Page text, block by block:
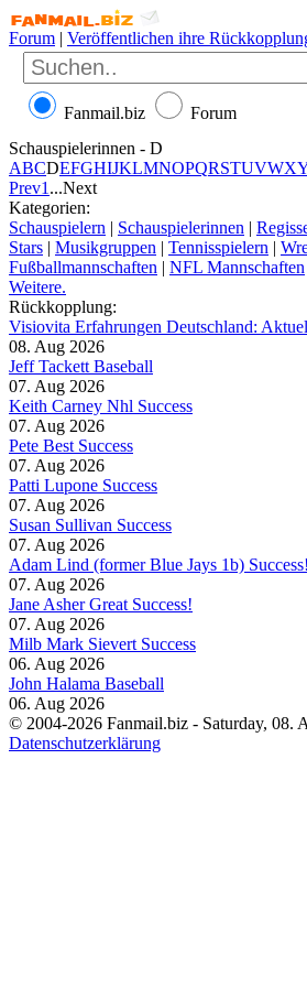
Forum | Veröffentlichen ihre
Fanmail.biz
Forum
Schauspielerinnen - D
ABCDEFGHIJKLMNOPQRSTUVWX
Prev1 ...Next
Kategorien:
Schauspielern | Schauspielerinnen |
Stars | Musikgruppen | Tennisspielern |
Fußballmannschaften | NFL Mannschaften
Weitere.
Rückkopplung:
Visiovita Erfahrungen Deutschland:
08. Aug 2026
Jeff Tackett Baseball
07. Aug 2026
Keith Carney Nhl Success
07. Aug 2026
Pete Best Success
07. Aug 2026
Patti Lupone Success
07. Aug 2026
Susan Sullivan Success
07. Aug 2026
Adam Lind (former Blue Jays 1b) Success!
07. Aug 2026
Jane Asher Great Success!
07. Aug 2026
Milb Mark Sievert Success
06. Aug 2026
John Halama Baseball
06. Aug 2026
© 2004-2026 Fanmail.biz - Saturday, 08.
Datenschutzerklärung